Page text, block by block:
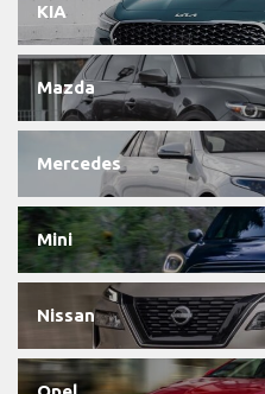
KIA
Mazda
Mercedes
Mini
Nissan